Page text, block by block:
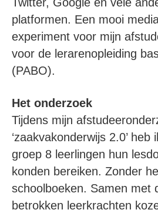
platformen. Een mooi
experiment voor mijn
voor de lerarenopleiding
(PABO).
Het onderzoek
Tijdens mijn
‘zaakvakonderwijs 2.0’
groep 8 leerlingen hun
konden bereiken. Zonder
schoolboeken. Samen met
betrokken leerkrachten